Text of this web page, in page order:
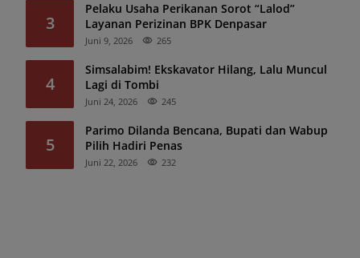
3
Pelaku Usaha Perikanan Sorot “Lalod”
Layanan Perizinan BPK Denpasar
Juni 9, 2026 265
4
Simsalabim! Ekskavator Hilang, Lalu Muncul
Lagi di Tombi
Juni 24, 2026 245
5
Parimo Dilanda Bencana, Bupati dan Wabup
Pilih Hadiri Penas
Juni 22, 2026 232